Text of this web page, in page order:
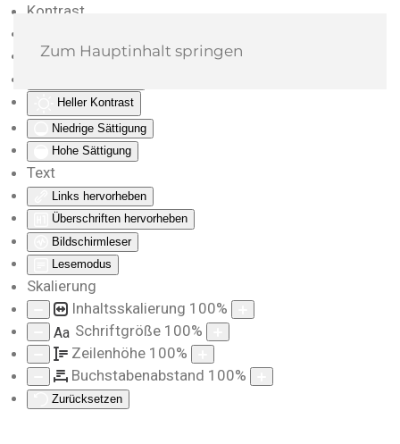
Kontrast
Monochrom
Heller Kontrast
Niedrige Sättigung
Hohe Sättigung
Text
Links hervorheben
Überschriften hervorheben
Bildschirmleser
Lesemodus
Skalierung
Inhaltsskalierung 100%
Aa Schriftgröße 100%
Zeilenhöhe 100%
Buchstabenabstand 100%
Zurücksetzen
Zum Hauptinhalt springen